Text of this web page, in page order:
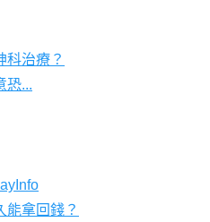
科治療？
恐...
拿回錢？